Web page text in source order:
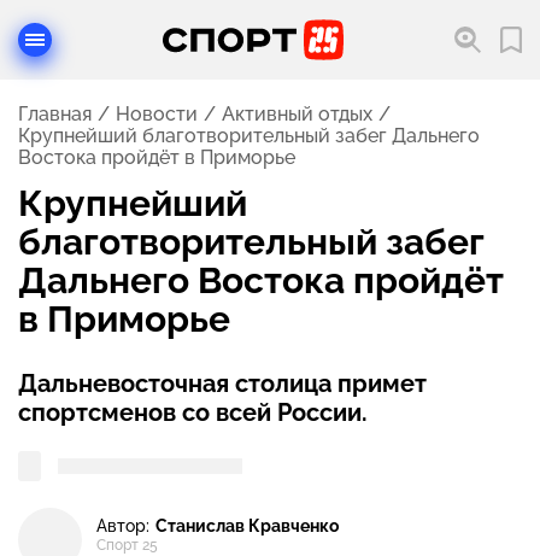
Главная Новости
Активный отдых
Крупнейший благотворительный забег Дальнего
Востока пройдёт в Приморье
Крупнейший
благотворительный забег
Дальнего Востока пройдёт
в Приморье
Дальневосточная столица примет
спортсменов со всей России.
Автор: Станислав Кравченко
Спорт 25